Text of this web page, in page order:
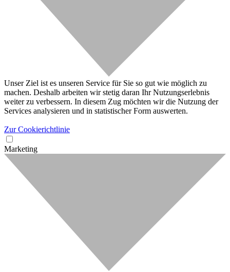
Unser Ziel ist es unseren Service für Sie so gut wie möglich zu
machen. Deshalb arbeiten wir stetig daran Ihr Nutzungserlebnis
weiter zu verbessern. In diesem Zug möchten wir die Nutzung der
Services analysieren und in statistischer Form auswerten.
Zur Cookierichtlinie
Marketing